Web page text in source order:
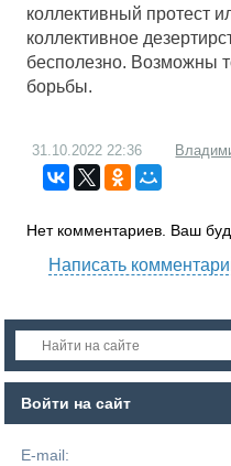
коллективный протест
коллективное
бесполезно. Возможны
борьбы.
31.10.2022 22:36
Нет комментариев. Ваш
Написать
Войти на сайт
E-mail: